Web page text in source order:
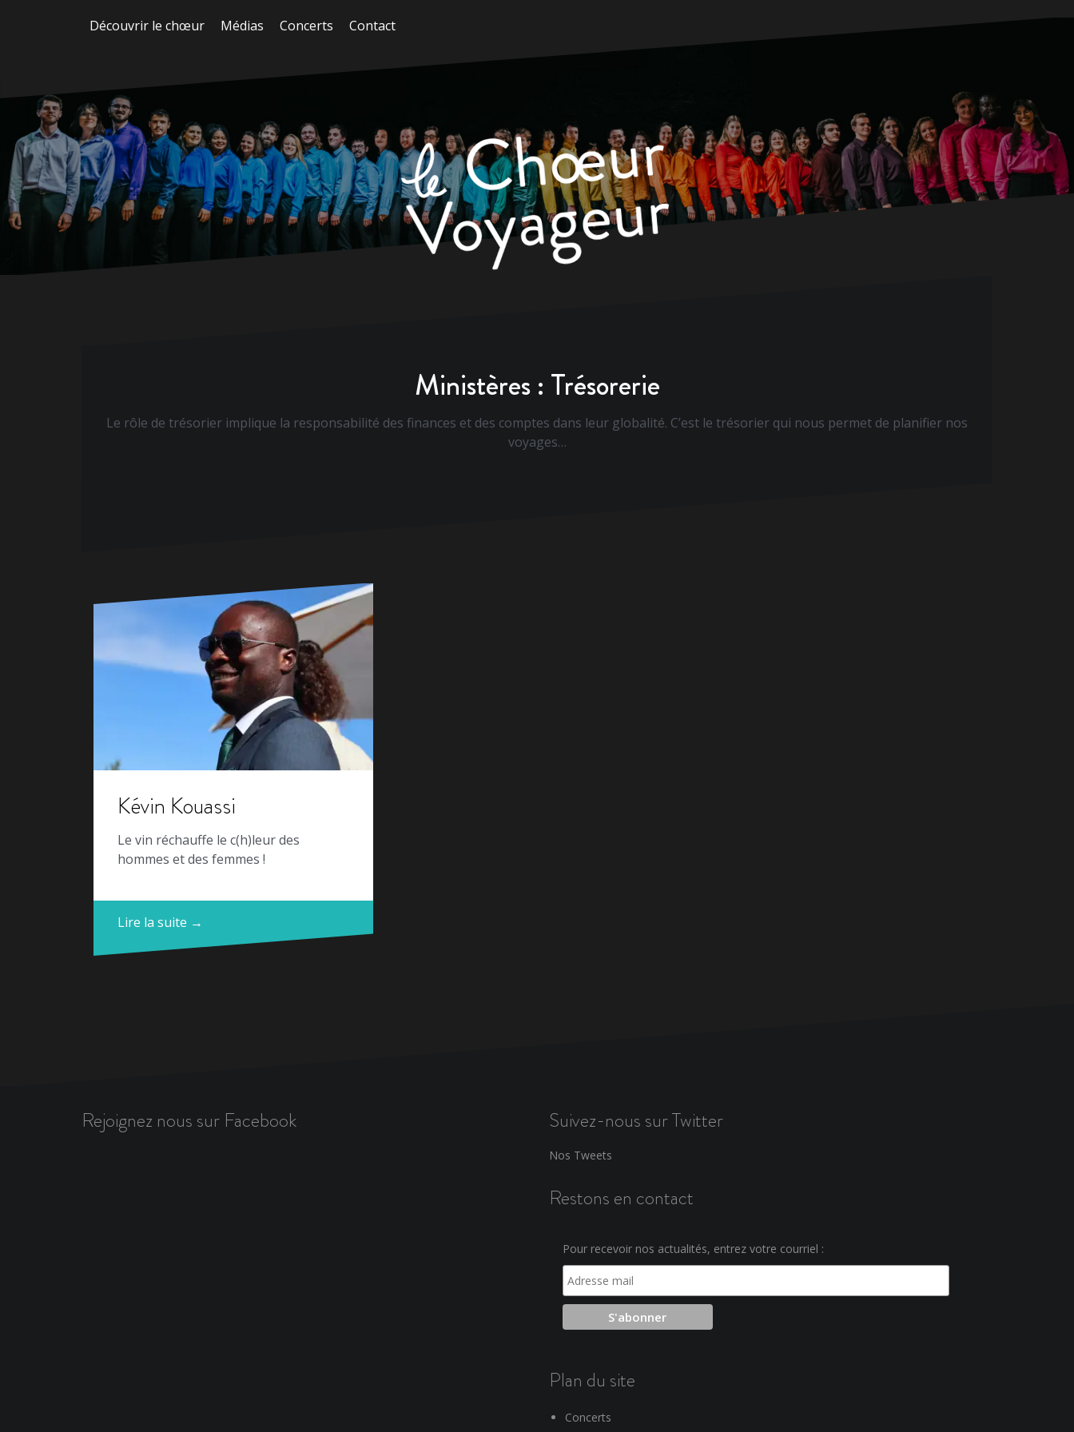
Découvrir le chœur Médias Concerts Contact
Ministères : Trésorerie
Le rôle de trésorier implique la responsabilité des finances et des comptes dans leur globalité. C’est le trésorier qui nous permet de planifier nos
voyages…
Kévin Kouassi
Le vin réchauffe le c(h)leur des
hommes et des femmes !
Lire la suite →
Rejoignez nous sur Facebook Suivez-nous sur Twitter
Nos Tweets
Restons en contact
Pour recevoir nos actualités, entrez votre courriel :
Plan du site
Concerts